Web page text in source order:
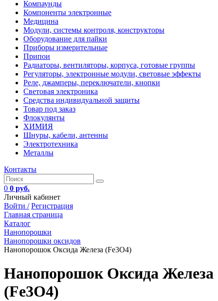
Компаунды
Компоненты электронные
Медицина
Модули, системы контроля, конструкторы
Оборудование для пайки
Приборы измерительные
Припои
Радиаторы, вентиляторы, корпуса, готовые группы
Регуляторы, электронные модули, световые эффекты
Реле, джамперы, переключатели, кнопки
Световая электроника
Средства индивидуальной защиты
Товар под заказ
Флокулянты
ХИМИЯ
Шнуры, кабели, антенны
Электротехника
Металлы
Контакты
0 0 руб.
Личный кабинет
Войти / Регистрация
Главная страница
Каталог
Нанопорошки
Нанопорошки оксидов
Нанопорошок Оксида Железа (Fe3O4)
Нанопорошок Оксида Железа
(Fe3O4)